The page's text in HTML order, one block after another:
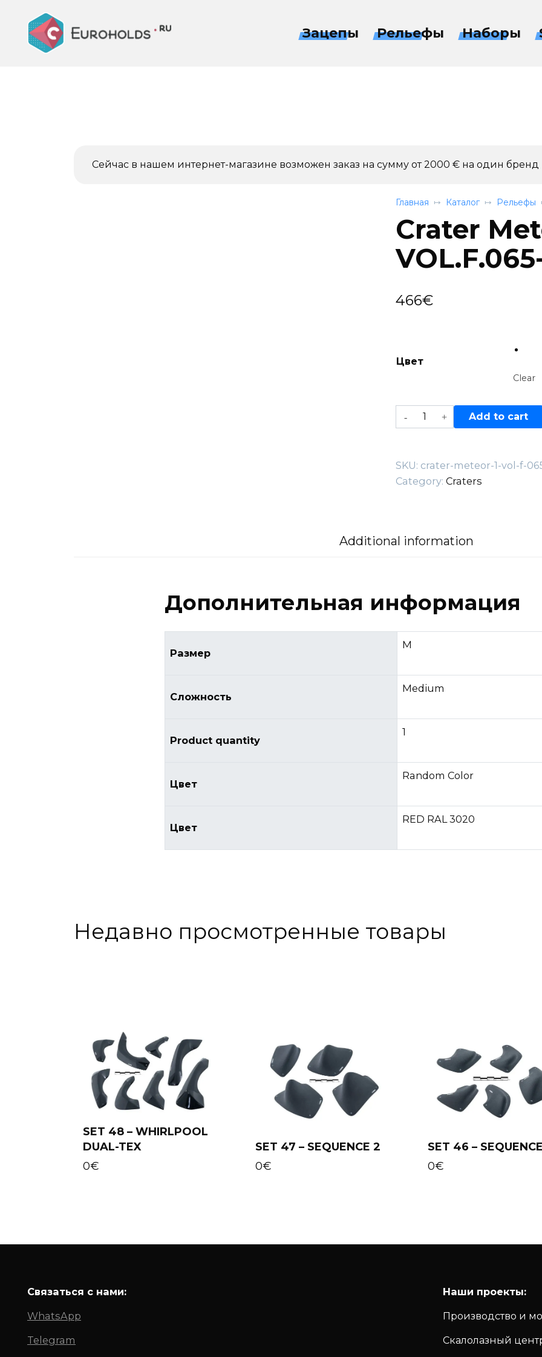
содержанию
Зацепы Рельефы Наборы
Сейчас в нашем интернет-магазине возможен заказ на сумму от 2000 € на один бренд
Главная Каталог Рельефы
Crater
466€
Цвет
Clear
Crater
Meteor
VOL.F.065-
M
Add to cart
SKU: crater-meteor-1-vol-f-
Category: Craters
Additional information
Дополнительная информация
Размер
M
Сложность
Medium
Product quantity
1
Цвет
Random Color
Цвет
RED RAL 3020
Недавно просмотренные товары
Add to cart
SET 48 – WHIRLPOOL
DUAL-TEX
0€
SET 47 – SEQUENCE 2
0€
SET 46 –
0€
Связаться с нами:
WhatsApp
Telegram
Наши проекты:
Производство и
Скалолазный